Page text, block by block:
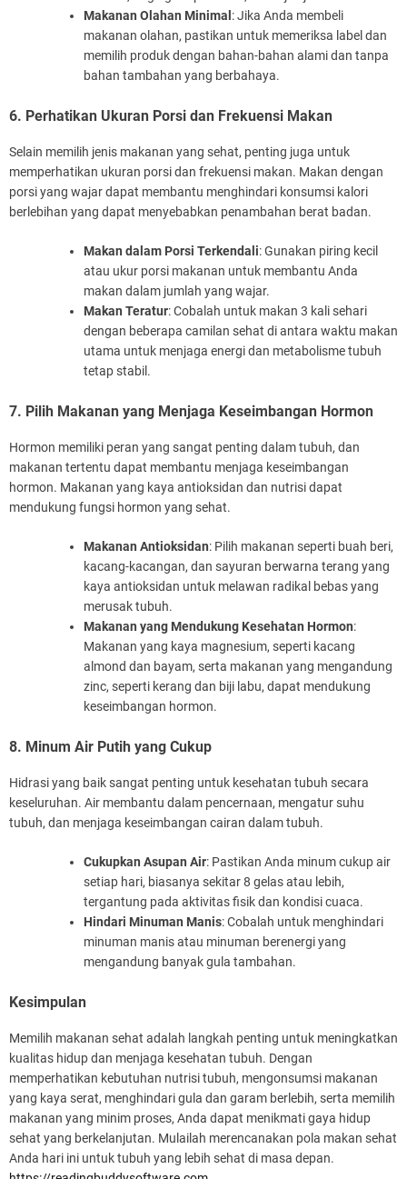
Makanan Olahan Minimal : Jika Anda membeli
makanan olahan, pastikan untuk memeriksa label dan
memilih produk dengan bahan-bahan alami dan tanpa
bahan tambahan yang berbahaya.
6. Perhatikan Ukuran Porsi dan Frekuensi Makan
Selain memilih jenis makanan yang sehat, penting juga untuk
memperhatikan ukuran porsi dan frekuensi makan. Makan dengan
porsi yang wajar dapat membantu menghindari konsumsi kalori
berlebihan yang dapat menyebabkan penambahan berat badan.
Makan dalam Porsi Terkendali: Gunakan piring kecil
atau ukur porsi makanan untuk membantu Anda
makan dalam jumlah yang wajar.
Makan Teratur: Cobalah untuk makan 3 kali sehari
dengan beberapa camilan sehat di antara waktu makan
utama untuk menjaga energi dan metabolisme tubuh
tetap stabil.
7. Pilih Makanan yang Menjaga Keseimbangan Hormon
Hormon memiliki peran yang sangat penting dalam tubuh, dan
makanan tertentu dapat membantu menjaga keseimbangan
hormon. Makanan yang kaya antioksidan dan nutrisi dapat
mendukung fungsi hormon yang sehat.
Makanan Antioksidan: Pilih makanan seperti buah beri,
kacang-kacangan, dan sayuran berwarna terang yang
kaya antioksidan untuk melawan radikal bebas yang
merusak tubuh.
Makanan yang Mendukung Kesehatan Hormon:
Makanan yang kaya magnesium, seperti kacang
almond dan bayam, serta makanan yang mengandung
zinc, seperti kerang dan biji labu, dapat mendukung
keseimbangan hormon.
8. Minum Air Putih yang Cukup
Hidrasi yang baik sangat penting untuk kesehatan tubuh secara
keseluruhan. Air membantu dalam pencernaan, mengatur suhu
tubuh, dan menjaga keseimbangan cairan dalam tubuh.
Cukupkan Asupan Air: Pastikan Anda minum cukup air
setiap hari, biasanya sekitar 8 gelas atau lebih,
tergantung pada aktivitas fisik dan kondisi cuaca.
Hindari Minuman Manis: Cobalah untuk menghindari
minuman manis atau minuman berenergi yang
mengandung banyak gula tambahan.
Kesimpulan
Memilih makanan sehat adalah langkah penting untuk meningkatkan
kualitas hidup dan menjaga kesehatan tubuh. Dengan
memperhatikan kebutuhan nutrisi tubuh, mengonsumsi makanan
yang kaya serat, menghindari gula dan garam berlebih, serta memilih
makanan yang minim proses, Anda dapat menikmati gaya hidup
sehat yang berkelanjutan. Mulailah merencanakan pola makan sehat
Anda hari ini untuk tubuh yang lebih sehat di masa depan.